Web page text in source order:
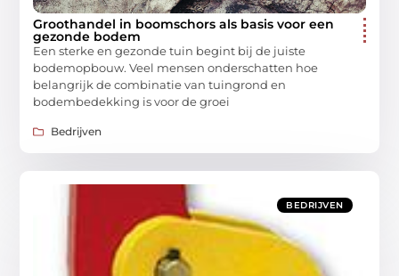
Groothandel in boomschors als basis voor een
gezonde bodem
Een sterke en gezonde tuin begint bij de juiste
bodemopbouw. Veel mensen onderschatten hoe
belangrijk de combinatie van tuingrond en
bodembedekking is voor de groei
Bedrijven
BEDRIJVEN